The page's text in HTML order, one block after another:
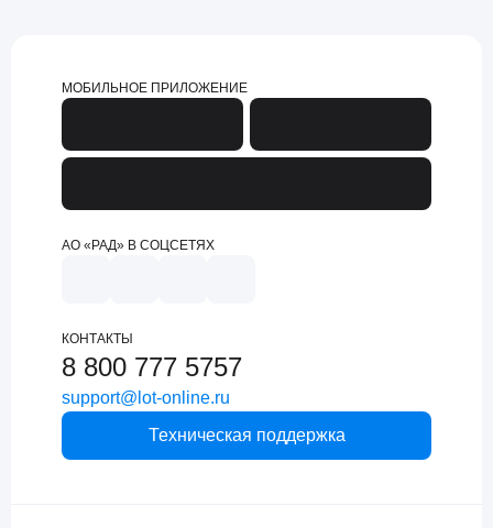
МОБИЛЬНОЕ ПРИЛОЖЕНИЕ
АО «РАД» В СОЦСЕТЯХ
КОНТАКТЫ
8 800 777 5757
support@lot-online.ru
Техническая поддержка